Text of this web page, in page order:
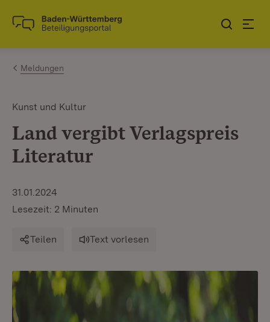
Zum Inhalt springen
Link zur Startseite
Meldungen
Kunst und Kultur
Land vergibt Verlagspreis
Literatur
31.01.2024
Lesezeit: 2 Minuten
Teilen Text vorlesen